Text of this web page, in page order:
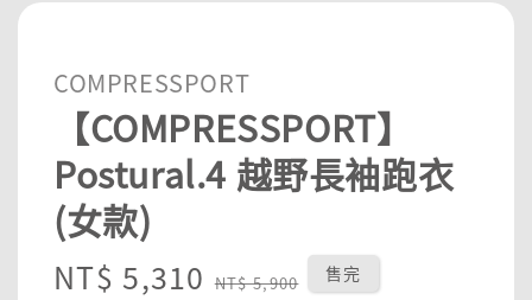
COMPRESSPORT
【COMPRESSPORT】
Postural.4 越野長袖跑衣
(女款)
Sale
NT$ 5,310 Regular
NT$ 5,900 售完